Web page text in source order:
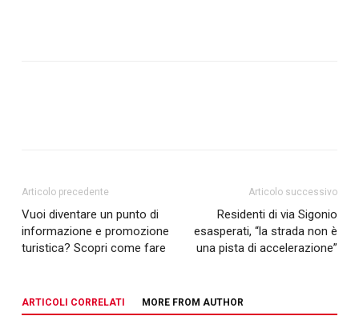
Articolo precedente
Vuoi diventare un punto di
informazione e promozione
turistica? Scopri come fare
Articolo successivo
Residenti di via Sigonio
esasperati, “la strada non è
una pista di accelerazione”
ARTICOLI CORRELATI MORE FROM AUTHOR